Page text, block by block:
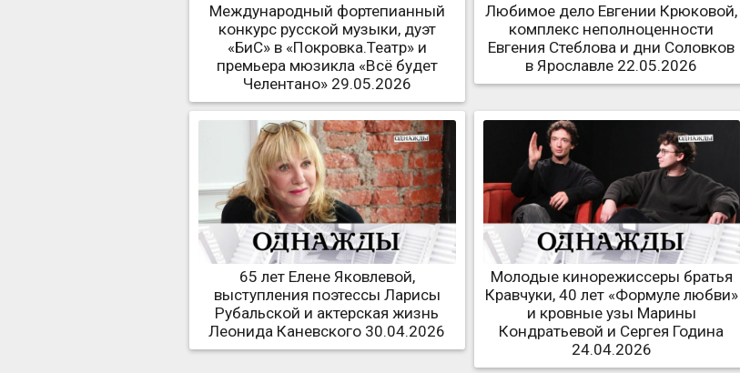
Международный фортепианный
конкурс русской музыки, дуэт
«БиС» в «Покровка.Театр» и
премьера мюзикла «Всё будет
Челентано» 29.05.2026
Любимое дело Евгении Крюковой,
комплекс неполноценности
Евгения Стеблова и дни Соловков
в Ярославле 22.05.2026
65 лет Елене Яковлевой,
выступления поэтессы Ларисы
Рубальской и актерская жизнь
Леонида Каневского 30.04.2026
Молодые кинорежиссеры братья
Кравчуки, 40 лет «Формуле любви»
и кровные узы Марины
Кондратьевой и Сергея Година
24.04.2026